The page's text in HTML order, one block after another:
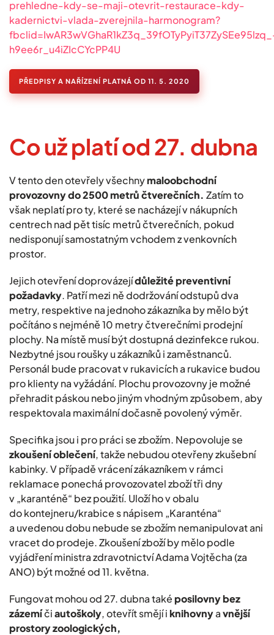
prehledne-kdy-se-maji-otevrit-restaurace-kdy-
kadernictvi-vlada-zverejnila-harmonogram?
h9ee6r_u4iZIcCYcPP4U
PŘEDPISY A NAŘÍZENÍ PLATNÁ OD 11. 5. 2020
Co už platí od 27. dubna
V tento den otevřely všechnymaloobchodní
provozovny do 2500 metrů čtverečních. Zatím to
však neplatí pro ty, které se nacházejí v nákupních
centrech nad pět tisíc metrů čtverečních, pokud
nedisponují samostatným vchodem z venkovních
prostor.
Jejich otevření doprovázejídůležité preventivní
požadavky. Patří mezi ně dodržování odstupů dva
metry, respektive na jednoho zákazníka by mělo být
počítáno s nejméně 10 metry čtverečními prodejní
plochy. Na místě musí být dostupná dezinfekce rukou.
Nezbytné jsou roušky u zákazníků i zaměstnanců.
Personál bude pracovat v rukavicích a rukavice budou
pro klienty na vyžádání. Plochu provozovny je možné
přehradit páskou nebo jiným vhodným způsobem, aby
respektovala maximální dočasně povolený výměr.
Specifika jsou i pro práci se zbožím. Nepovoluje se
zkoušení oblečení, takže nebudou otevřeny zkušební
kabinky. V případě vrácení zákazníkem v rámci
reklamace ponechá provozovatel zboží tři dny
v „karanténě“ bez použití. Uloží ho v obalu
do kontejneru/krabice s nápisem „Karanténa“
a uvedenou dobu nebude se zbožím nemanipulovat ani
vracet do prodeje. Zkoušení zboží by mělo podle
vyjádření ministra zdravotnictví Adama Vojtěcha (za
ANO) být možné od 11. května.
Fungovat mohou od 27. dubna taképosilovnybez
zázemíčiautoškoly, otevřít smějí iknihovnyavnější
prostoryzoologických,